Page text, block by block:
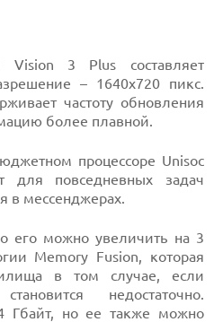
Vision 3 Plus составляет
– 1640х720 пикс.
частоту обновления
более плавной.
процессоре Unisoc
для повседневных задач
в мессенджерах.
его можно увеличить на 3
Memory Fusion, которая
в том случае, если
недостаточно.
Гбайт, но ее также можно